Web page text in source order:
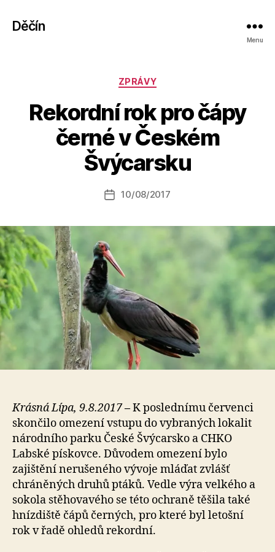
Děčín
Menu
Rubriky
ZPRÁVY
Rekordní rok pro čápy
černé v Českém
Švýcarsku
Autor
příspěvku
A
u
o
a
Datum
10/08/2017
Krásná Lípa, 9.8.2017–K poslednímu červenci
skončilo omezení vstupu do vybraných lokalit
národního parku České Švýcarsko a CHKO
Labské pískovce. Důvodem omezení bylo
zajištění nerušeného vývoje mláďat zvlášť
chráněných druhů ptáků. Vedle výra velkého a
sokola stěhovavého se této ochraně těšila také
hnízdiště čápů černých, pro které byl letošní
rok v řadě ohledů rekordní.